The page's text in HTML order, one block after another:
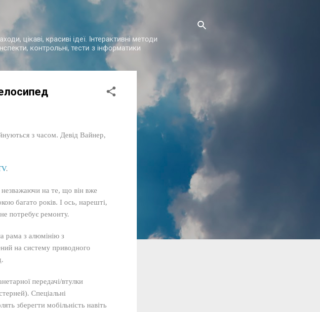
вмісту
цікаві, красиві ідеї. Інтерактивні методи
контрольні, тести з інформатики
з часом. Девід Вайнер,
.
на те, що він вже
багато років. І ось, нарешті,
потребує ремонту.
рама з алюмінію з
на систему приводного
передачі/втулки
Спеціальні
зберегти мобільність навіть